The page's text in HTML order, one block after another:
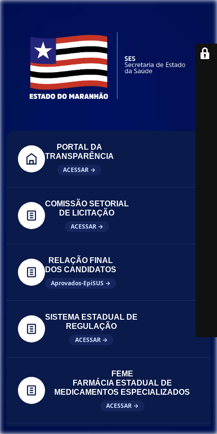
PORTAL DA
TRANSPARÊNCIA
ACESSAR →
COMISSÃO SETORIAL
DE LICITAÇÃO
ACESSAR →
RELAÇÃO FINAL
DOS CANDIDATOS
Aprovados-EpiSUS →
SISTEMA ESTADUAL DE
REGULAÇÃO
ACESSAR →
FEME
FARMÁCIA ESTADUAL DE
MEDICAMENTOS ESPECIALIZADOS
ACESSAR →